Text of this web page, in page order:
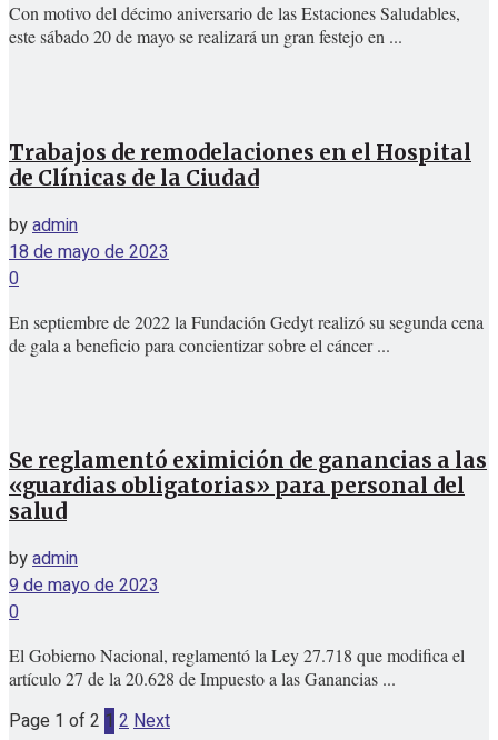
Con motivo del décimo aniversario de las Estaciones Saludables,
este sábado 20 de mayo se realizará un gran festejo en ...
Trabajos de remodelaciones en el Hospital
de Clínicas de la Ciudad
byadmin
18 de mayo de 2023
0
En septiembre de 2022 la Fundación Gedyt realizó su segunda cena
de gala a beneficio para concientizar sobre el cáncer ...
Se reglamentó eximición de ganancias a las
«guardias obligatorias» para personal del
salud
byadmin
9 de mayo de 2023
0
El Gobierno Nacional, reglamentó la Ley 27.718 que modifica el
artículo 27 de la 20.628 de Impuesto a las Ganancias ...
Page 1 of 2 1 2Next